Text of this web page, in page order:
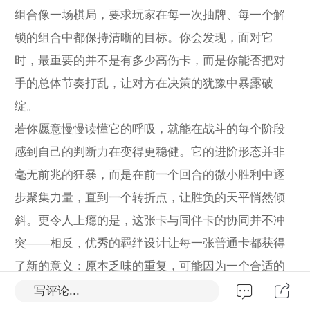
组合像一场棋局，要求玩家在每一次抽牌、每一个解
锁的组合中都保持清晰的目标。你会发现，面对它
时，最重要的并不是有多少高伤卡，而是你能否把对
手的总体节奏打乱，让对方在决策的犹豫中暴露破
绽。
若你愿意慢慢读懂它的呼吸，就能在战斗的每个阶段
感到自己的判断力在变得更稳健。它的进阶形态并非
毫无前兆的狂暴，而是在前一个回合的微小胜利中逐
步聚集力量，直到一个转折点，让胜负的天平悄然倾
斜。更令人上瘾的是，这张卡与同伴卡的协同并不冲
突——相反，优秀的羁绊设计让每一张普通卡都获得
了新的意义：原本乏味的重复，可能因为一个合适的
时机而翻新为强势连击。
写评论...